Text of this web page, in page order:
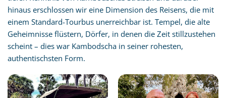
hinaus erschlossen wir eine Dimension des Reisens, die mit
einem Standard-Tourbus unerreichbar ist. Tempel, die alte
Geheimnisse flüstern, Dörfer, in denen die Zeit stillzustehen
scheint – dies war Kambodscha in seiner rohesten,
authentischsten Form.